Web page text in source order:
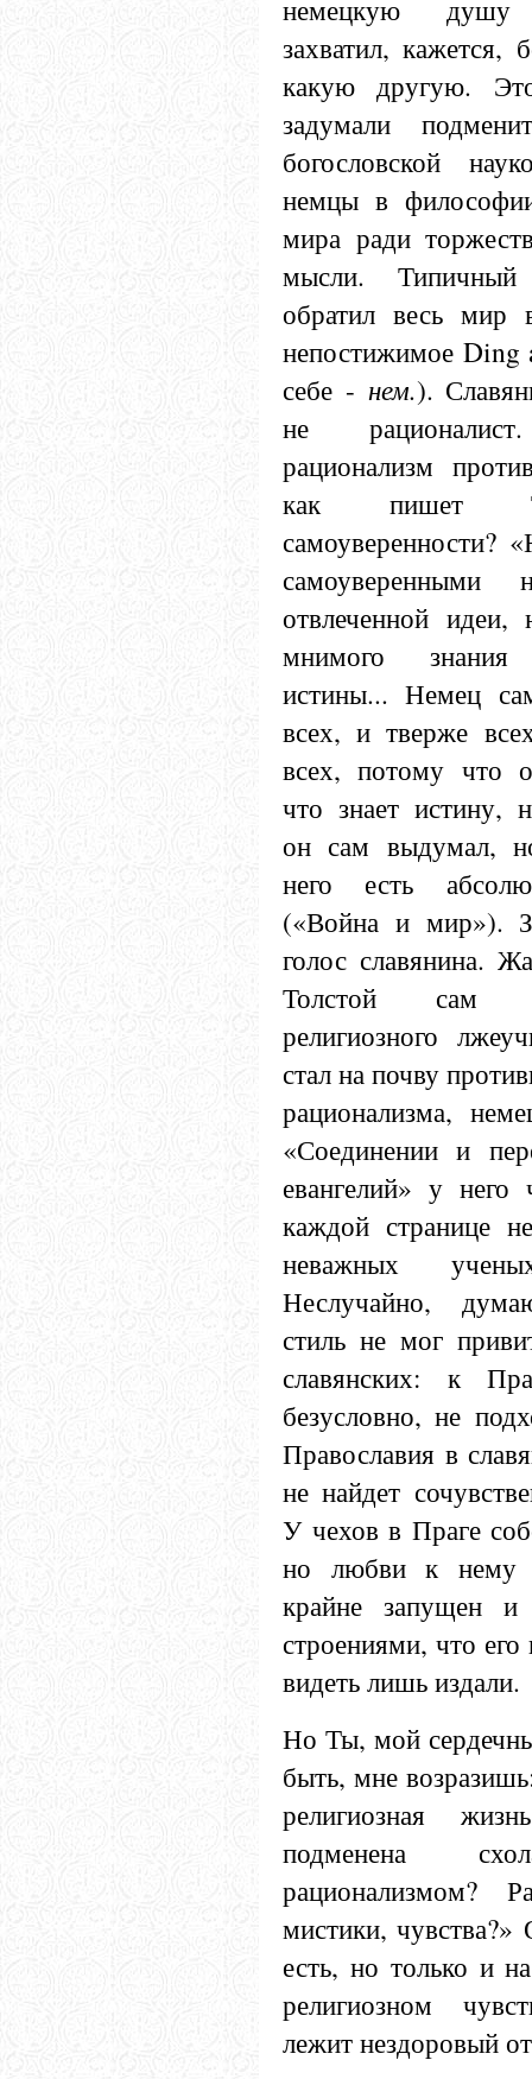
немецкую душу
захватил, кажется,
какую другую.
задумали
богословской
немцы в
мира ради
мысли.
обратил весь мир
непостижимое Ding
себе - нем.).
не
рационализм
как пишет
самоуверенности?
самоуверенными
отвлеченной идеи,
мнимого знания
истины... Немец
всех, и тверже
всех, потому что
что знает истину,
он сам выдумал,
него есть
(«Война и мир»).
голос славянина.
Толстой сам
религиозного
стал на почву
рационализма,
«Соединении и
евангелий» у
каждой странице
неважных
Неслучайно,
стиль не мог
славянских: к
безусловно, не
Православия в
не найдет
У чехов в Праге
но любви к нему
крайне запущен и
строениями, что
видеть лишь издали.
Но Ты, мой
быть, мне
религиозная
подменена
рационализмом?
мистики,
есть, но только и
религиозном
лежит нездоровый